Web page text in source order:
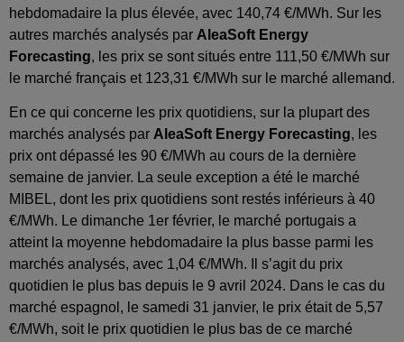
hebdomadaire la plus élevée, avec 140,74 €/MWh. Sur les
autres marchés analysés par AleaSoft Energy
Forecasting, les prix se sont situés entre 111,50 €/MWh sur
le marché français et 123,31 €/MWh sur le marché allemand.
En ce qui concerne les prix quotidiens, sur la plupart des
marchés analysés par AleaSoft Energy Forecasting, les
prix ont dépassé les 90 €/MWh au cours de la dernière
semaine de janvier. La seule exception a été le marché
MIBEL, dont les prix quotidiens sont restés inférieurs à 40
€/MWh. Le dimanche 1er février, le marché portugais a
atteint la moyenne hebdomadaire la plus basse parmi les
marchés analysés, avec 1,04 €/MWh. Il s’agit du prix
quotidien le plus bas depuis le 9 avril 2024. Dans le cas du
marché espagnol, le samedi 31 janvier, le prix était de 5,57
€/MWh, soit le prix quotidien le plus bas de ce marché